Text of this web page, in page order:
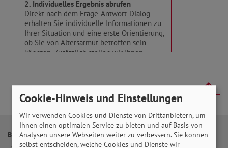
BERATUNG THEMEN
Cookie-Hinweis und Einstellungen
Wir verwenden Cookies und Dienste von Drittanbietern, um
Ihnen einen optimalen Service zu bieten und auf Basis von
Analysen unsere Webseiten weiter zu verbessern. Sie können
selbst entscheiden, welche Cookies und Dienste wir